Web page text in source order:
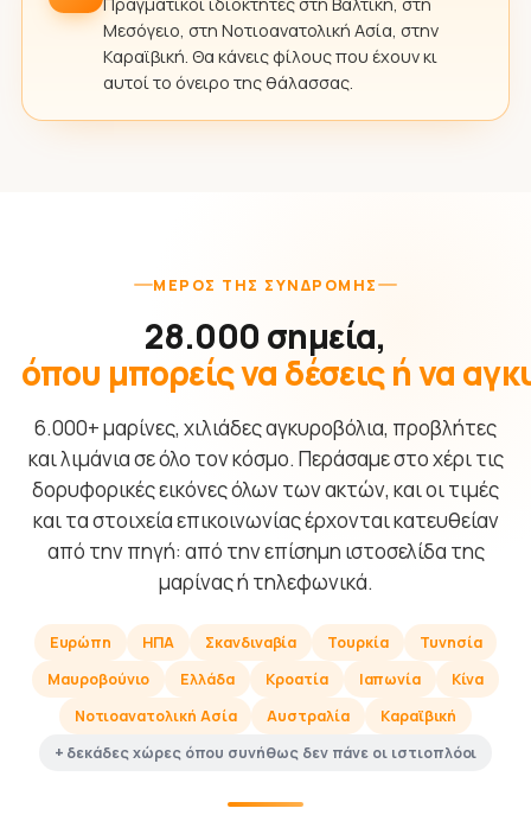
Μεσόγειο, στη Νοτιοανατολική Ασία, στην
Καραϊβική. Θα κάνεις φίλους που έχουν κι
αυτοί το όνειρο της θάλασσας.
ΜΈΡΟΣ ΤΗΣ ΣΥΝΔΡΟΜΉΣ
28.000 σημεία,
όπου μπορείς να δέσεις ή να
6.000+ μαρίνες, χιλιάδες αγκυροβόλια, προβλήτες
και λιμάνια σε όλο τον κόσμο. Περάσαμε στο χέρι τις
δορυφορικές εικόνες όλων των ακτών, και οι τιμές
και τα στοιχεία επικοινωνίας έρχονται κατευθείαν
από την πηγή: από την επίσημη ιστοσελίδα της
μαρίνας ή τηλεφωνικά.
Ευρώπη ΗΠΑ Σκανδιναβία Τουρκία
Τυνησία
Μαυροβούνιο
Ελλάδα Κροατία Ιαπωνία
Κίνα
Νοτιοανατολική Ασία
Αυστραλία
Καραϊβική
+ δεκάδες χώρες όπου συνήθως δεν πάνε οι ιστιοπλόοι